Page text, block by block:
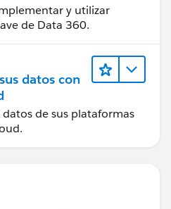
y utilizar
de Data 360.
datos con
de sus plataformas